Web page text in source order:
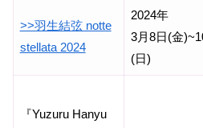
>>羽生結弦 notte
stellata 2024
2024年
3月8日(金
(日)
『Yuzuru Hanyu